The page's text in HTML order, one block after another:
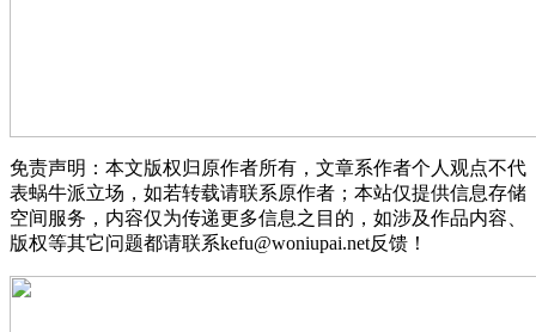
免责声明：本文版权归原作者所有，文章系作者个人观点不代
表蜗牛派立场，如若转载请联系原作者；本站仅提供信息存储
空间服务，内容仅为传递更多信息之目的，如涉及作品内容、
版权等其它问题都请联系kefu@woniupai.net反馈！